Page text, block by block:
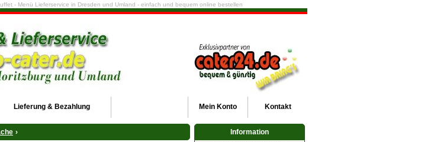
- Menü Lieferservice in Dresden und Umland - einfach und bequem online bestellen
Lieferung & Bezahlung Kontakt
Mein Konto
›
Information